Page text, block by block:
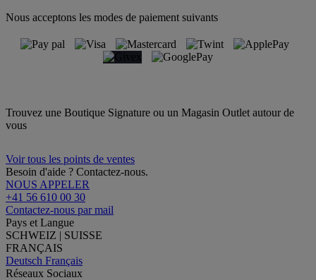
Nous acceptons les modes de paiement suivants
Trouvez une Boutique Signature ou un Magasin Outlet autour de
vous
Voir tous les points de ventes
Besoin d'aide ? Contactez-nous.
NOUS APPELER
+41 56 610 00 30
Contactez-nous par mail
Pays et Langue
SCHWEIZ | SUISSE
FRANÇAIS
Deutsch Français
Réseaux Sociaux